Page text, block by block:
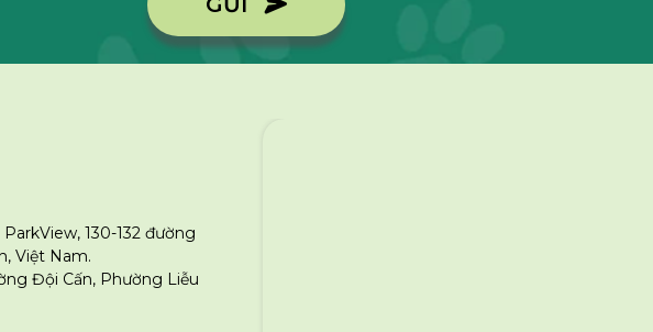
130-132 đường
Việt Nam.
Đội Cấn, Phường Liễu